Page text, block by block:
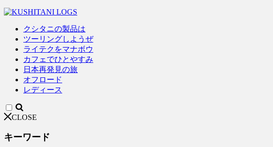
クシタニの製品は
ツーリングしようぜ
ライテクをマナボウ
カフェでひとやすみ
日本再発見の旅
オフロード
レディース
CLOSE
キーワード